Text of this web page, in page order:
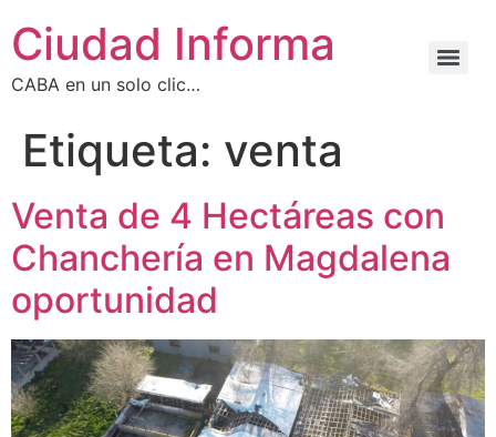
Ciudad Informa
CABA en un solo clic…
Etiqueta: venta
Venta de 4 Hectáreas con
Chanchería en Magdalena
oportunidad